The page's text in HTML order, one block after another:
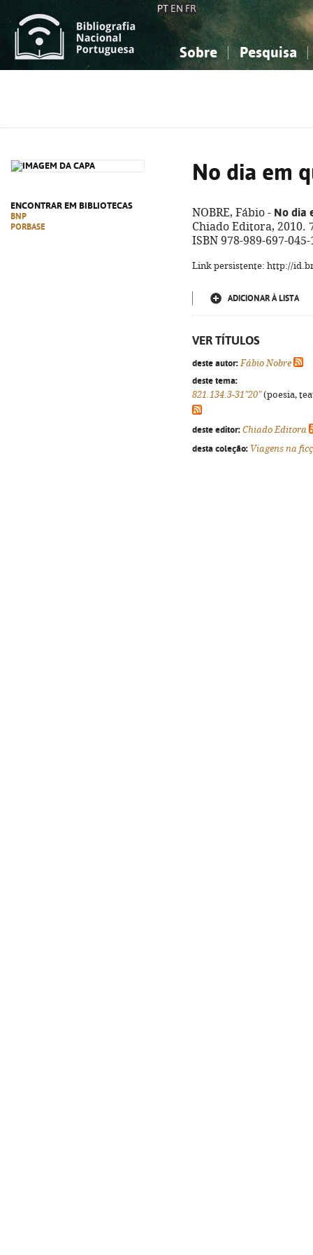
PT EN FR
Sobre Pesquisa
ENCONTRAR EM BIBLIOTECAS
BNP
PORBASE
No dia em
NOBRE, Fábio - No dia
Chiado Editora, 2010.
ISBN 978-989-697-045-
Link persistente: http://
ADICIONAR À LISTA
VER TÍTULOS
deste autor: Fábio Nobre
deste tema:
821.134.3-31"20"(poesia,
deste editor: Chiado Editora
desta coleção: Viagens na